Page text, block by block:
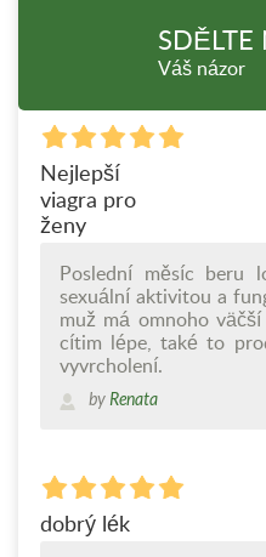
SDĚLTE
Váš názor
Nejlepší
viagra pro
ženy
Poslední měsíc beru
sexuální aktivitou a
muž má omnoho
cítim lépe, také to
vyvrcholení.
byRenata
dobrý lék